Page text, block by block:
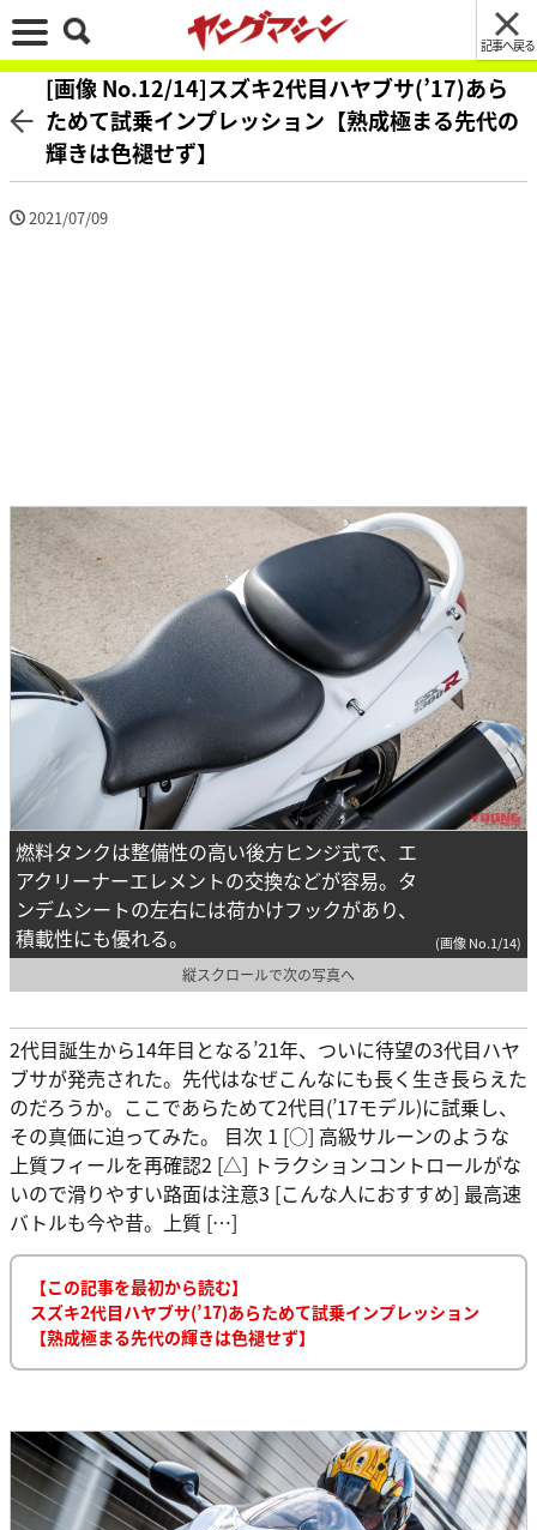
記事へ戻る
[画像 No.12/14]スズキ2代目ハヤブサ(’17)あら
ためて試乗インプレッション【熟成極まる先代の
輝きは色褪せず】
2021/07/09
燃料タンクは整備性の高い後方ヒンジ式で、エ
アクリーナーエレメントの交換などが容易。タ
ンデムシートの左右には荷かけフックがあり、
積載性にも優れる。
(画像 No.1/14)
縦スクロールで次の写真へ
2代目誕生から14年目となる’21年、ついに待望の3代目ハヤ
ブサが発売された。先代はなぜこんなにも長く生き長らえた
のだろうか。ここであらためて2代目(’17モデル)に試乗し、
その真価に迫ってみた。 目次 1 [○] 高級サルーンのような
上質フィールを再確認2 [△] トラクションコントロールがな
いので滑りやすい路面は注意3 [こんな人におすすめ] 最高速
バトルも今や昔。上質 […]
【この記事を最初から読む】
スズキ2代目ハヤブサ(’17)あらためて試乗インプレッション
【熟成極まる先代の輝きは色褪せず】